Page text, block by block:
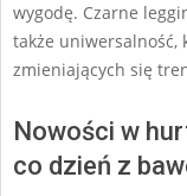
wygodę. Czarne
także uniwersalność,
zmieniających się
Nowości w
co dzień z